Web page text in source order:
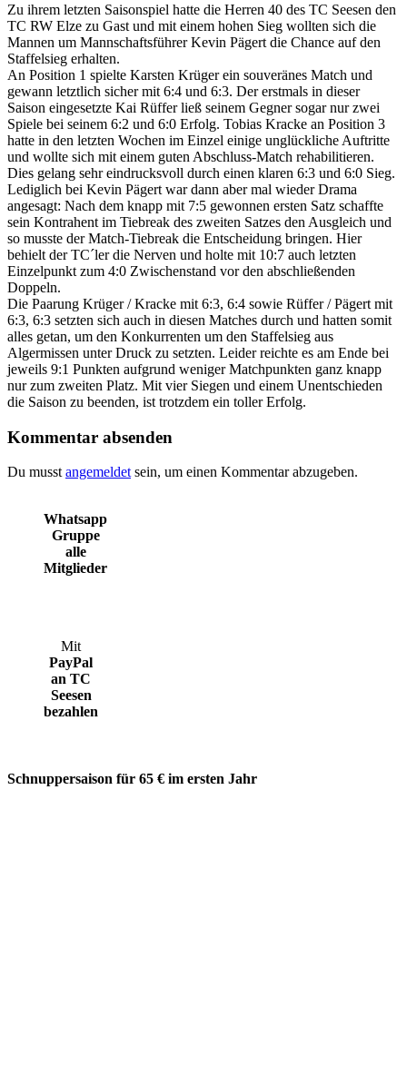
Zu ihrem letzten Saisonspiel hatte die Herren 40 des TC Seesen den
TC RW Elze zu Gast und mit einem hohen Sieg wollten sich die
Mannen um Mannschaftsführer Kevin Pägert die Chance auf den
Staffelsieg erhalten.
An Position 1 spielte Karsten Krüger ein souveränes Match und
gewann letztlich sicher mit 6:4 und 6:3. Der erstmals in dieser
Saison eingesetzte Kai Rüffer ließ seinem Gegner sogar nur zwei
Spiele bei seinem 6:2 und 6:0 Erfolg. Tobias Kracke an Position 3
hatte in den letzten Wochen im Einzel einige unglückliche Auftritte
und wollte sich mit einem guten Abschluss-Match rehabilitieren.
Dies gelang sehr eindrucksvoll durch einen klaren 6:3 und 6:0 Sieg.
Lediglich bei Kevin Pägert war dann aber mal wieder Drama
angesagt: Nach dem knapp mit 7:5 gewonnen ersten Satz schaffte
sein Kontrahent im Tiebreak des zweiten Satzes den Ausgleich und
so musste der Match-Tiebreak die Entscheidung bringen. Hier
behielt der TC´ler die Nerven und holte mit 10:7 auch letzten
Einzelpunkt zum 4:0 Zwischenstand vor den abschließenden
Doppeln.
Die Paarung Krüger / Kracke mit 6:3, 6:4 sowie Rüffer / Pägert mit
6:3, 6:3 setzten sich auch in diesen Matches durch und hatten somit
alles getan, um den Konkurrenten um den Staffelsieg aus
Algermissen unter Druck zu setzten. Leider reichte es am Ende bei
jeweils 9:1 Punkten aufgrund weniger Matchpunkten ganz knapp
nur zum zweiten Platz. Mit vier Siegen und einem Unentschieden
die Saison zu beenden, ist trotzdem ein toller Erfolg.
Kommentar absenden
Du musst angemeldet sein, um einen Kommentar abzugeben.
Whatsapp
Gruppe
alle
Mitglieder
Mit
PayPal
an TC
Seesen
bezahlen
Schnuppersaison für 65 € im ersten Jahr